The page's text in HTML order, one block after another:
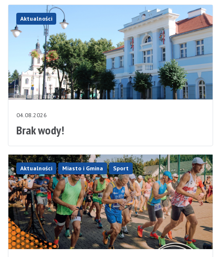
Aktualności
04.08.2026
Brak wody!
Aktualności Miasto i Gmina Sport